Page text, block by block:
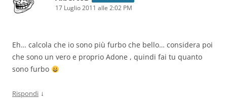
17 Luglio 2011 alle 2:02 PM
Eh… calcola che io sono più furbo che bello… considera poi
che sono un vero e proprio Adone , quindi fai tu quanto
sono furbo
Rispondi ↓